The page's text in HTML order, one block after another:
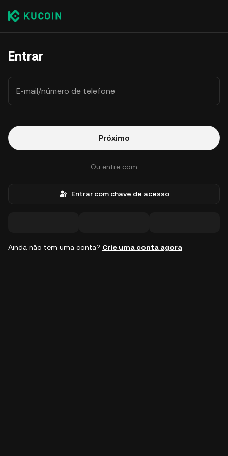
Entrar
E-mail/número de telefone
Próximo
Ou entre com
Entrar com chave de acesso
Ainda não tem uma conta? Crie uma conta agora